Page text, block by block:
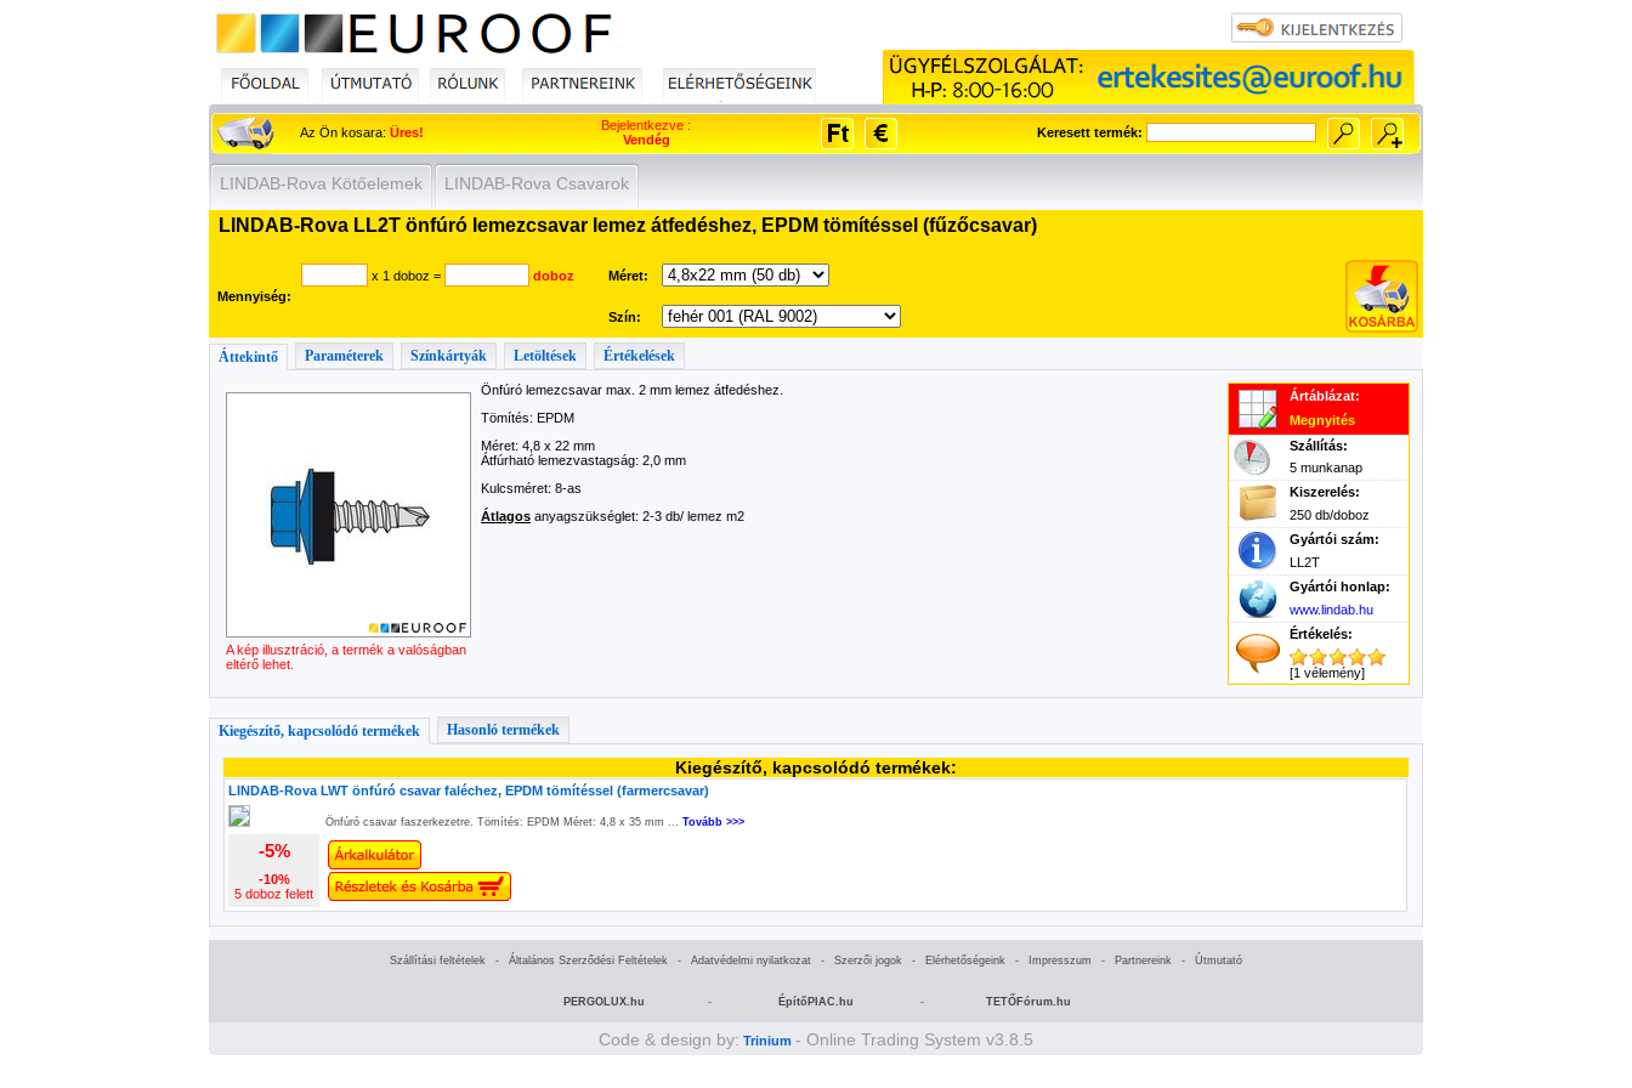
Az Ön kosara: Üres!
Bejelentkezve :
Vendég
Keresett termék:
LINDAB-Rova Kötőelemek LINDAB-Rova Csavarok
LINDAB-Rova LL2T önfúró lemezcsavar lemez átfedéshez, EPDM tömítéssel (fűzőcsavar)
Mennyiség:
x 1 doboz = doboz Méret:
Szín:
Áttekintő Paraméterek Színkártyák Letöltések Értékelések
A kép illusztráció, a termék a valóságban
eltérő lehet.
Önfúró lemezcsavar max. 2 mm lemez átfedéshez.
Tömítés: EPDM
Méret: 4,8 x 22 mm
Átfúrható lemezvastagság: 2,0 mm
Kulcsméret: 8-as
Átlagos anyagszükséglet: 2-3 db/ lemez m2
Ártáblázat:
Megnyités
Szállítás:
5 munkanap
Kiszerelés:
250 db/doboz
Gyártói szám:
LL2T
Gyártói honlap:
www.lindab.hu
Értékelés:
[1 vélemény]
Kiegészítő, kapcsolódó termékek Hasonló termékek
Kiegészítő, kapcsolódó termékek:
LINDAB-Rova LWT önfúró csavar faléchez, EPDM tömítéssel (farmercsavar)
Önfúró csavar faszerkezetre. Tömítés: EPDM Méret: 4,8 x 35 mm ... Tovább >>>
-5%
-10%
5 doboz felett
Szállítási feltételek - Általános Szerződési Feltételek - Adatvédelmi nyilatkozat - Szerzői jogok - Elérhetőségeink - Impresszum - Partnereink - Útmutató
PERGOLUX.hu - ÉpítőPIAC.hu - TETŐFórum.hu
Code & design by: Trinium - Online Trading System v3.8.5